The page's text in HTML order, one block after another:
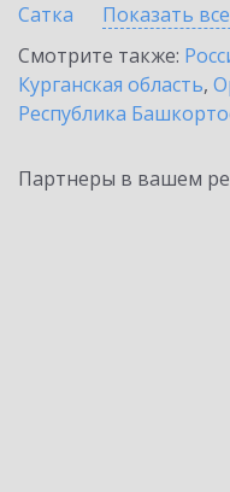
Сатка
Показать
Смотрите также:
Курганская область,
Республика
Партнеры в вашем